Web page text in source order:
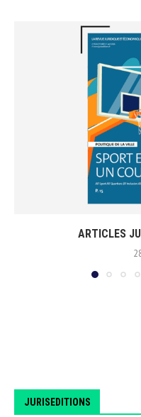
ARTICLES
JURISEDITIONS